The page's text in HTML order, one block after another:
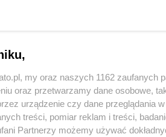
Miejskiej.
Śląska
każdy dąb będzie miał
dostarczają Lasy
my oraz naszych 1162 zaufanych
oraz przetwarzamy dane osobowe,
urządzenie czy dane przeglądania
treści, pomiar reklam i treści,
Partnerzy możemy używać